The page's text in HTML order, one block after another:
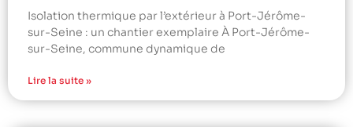
Isolation thermique par l’extérieur à Port-Jérôme-
sur-Seine : un chantier exemplaire À Port-Jérôme-
sur-Seine, commune dynamique de
Lire la suite »